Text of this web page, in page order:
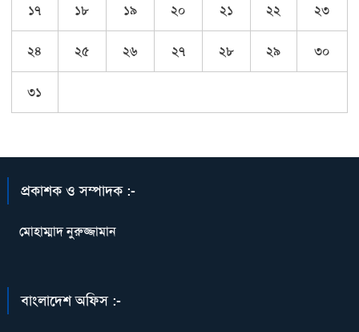
১৭ ১৮ ১৯ ২০ ২১ ২২ ২৩
২৪ ২৫ ২৬ ২৭ ২৮ ২৯ ৩০
৩১
প্রকাশক ও সম্পাদক :-
মোহাম্মাদ নুরুজ্জামান
বাংলাদেশ অফিস :-